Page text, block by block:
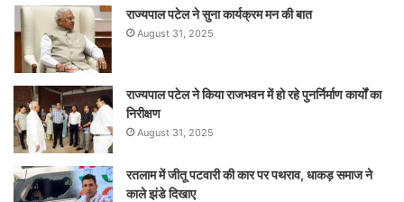
राज्यपाल पटेल ने सुना कार्यक्रम मन की बात
August 31, 2025
राज्यपाल पटेल ने किया राजभवन में हो रहे पुनर्निर्माण कार्यों का
निरीक्षण
August 31, 2025
रतलाम में जीतू पटवारी की कार पर पथराव, धाकड़ समाज ने
काले झंडे दिखाए